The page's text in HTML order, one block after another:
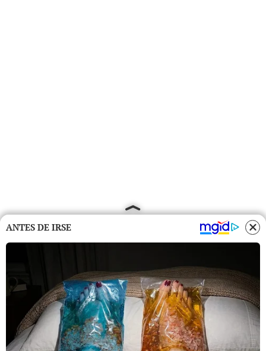
ANTES DE IRSE